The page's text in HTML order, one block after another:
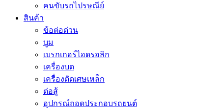
คนขับรถไปรษณีย์
สินค้า
ข้อต่อด่วน
บูม
เบรกเกอร์ไฮดรอลิก
เครื่องบด
เครื่องตัดเศษเหล็ก
ต่อสู้
อุปกรณ์ถอดประกอบรถยนต์